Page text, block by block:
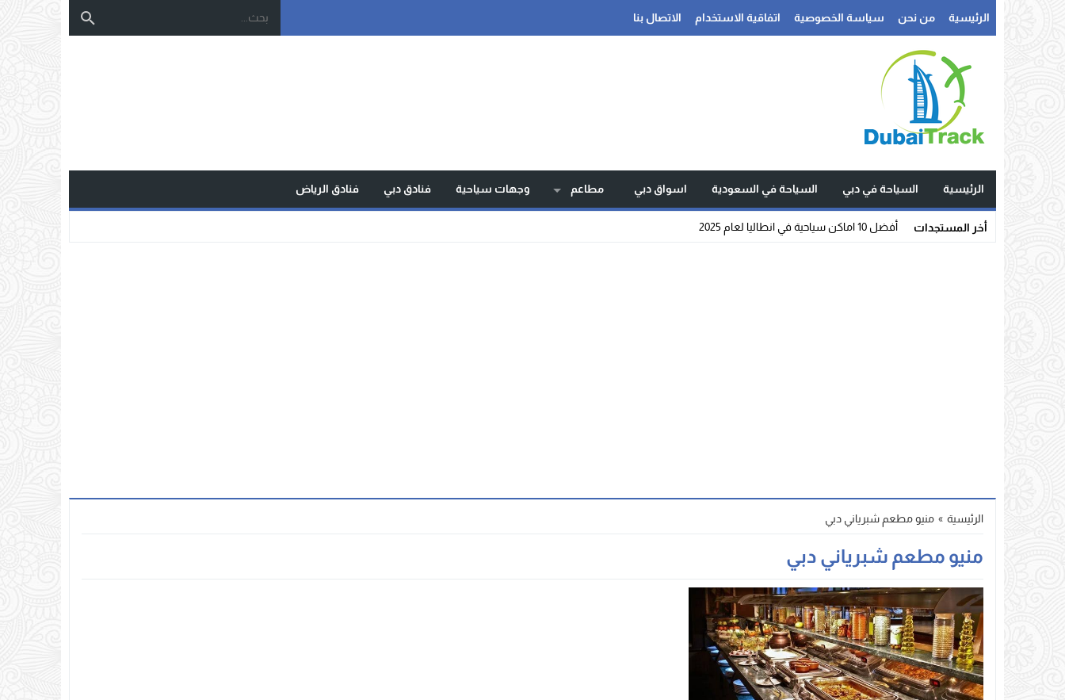
الرئيسية من نحن سياسة الخصوصية اتفاقية الاستخدام الاتصال بنا
الرئيسية السياحة في دبي السياحة في السعودية اسواق دبي مطاعم وجهات سياحية فنادق دبي فنادق الرياض
أخر المستجدات أفضل 10 اماكن سياحية في انطاليا لعام 2025
الرئيسية » منيو مطعم شبرياني دبي
منيو مطعم شبرياني دبي